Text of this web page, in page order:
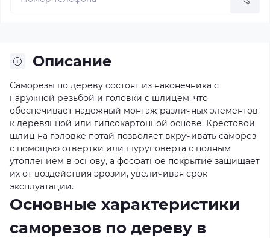
Описание
Саморезы по дереву состоят из наконечника с
наружной резьбой и головки с шлицем, что
обеспечивает надежный монтаж различных элементов
к деревянной или гипсокартонной основе. Крестовой
шлиц на головке потай позволяет вкручивать саморез
с помощью отвертки или шуруповерта с полным
утоплением в основу, а фосфатное покрытие защищает
их от воздействия эрозии, увеличивая срок
эксплуатации.
Основные характеристики
саморезов по дереву в